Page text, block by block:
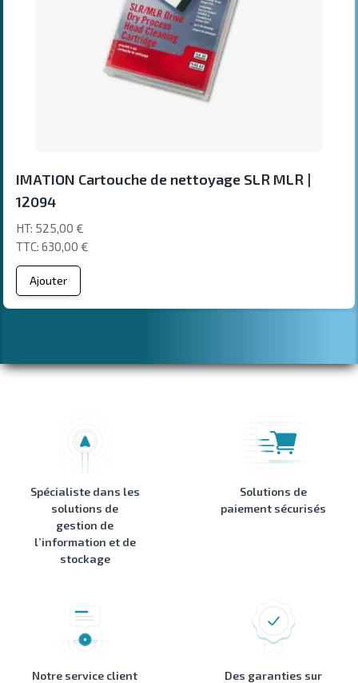
IMATION Cartouche de nettoyage SLR MLR |
12094
630,00 €
525,00 €
Ajouter
Spécialiste dans les
solutions de
gestion de
l’information et de
stockage
Solutions de
paiement sécurisés
Notre service client
Des garanties sur